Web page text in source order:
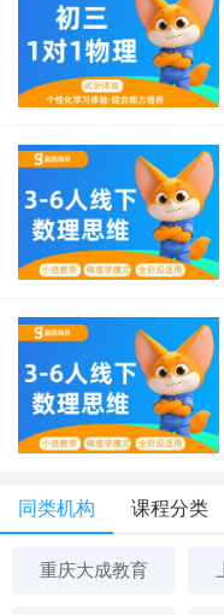
同类机构 课程分类
重庆大成教育